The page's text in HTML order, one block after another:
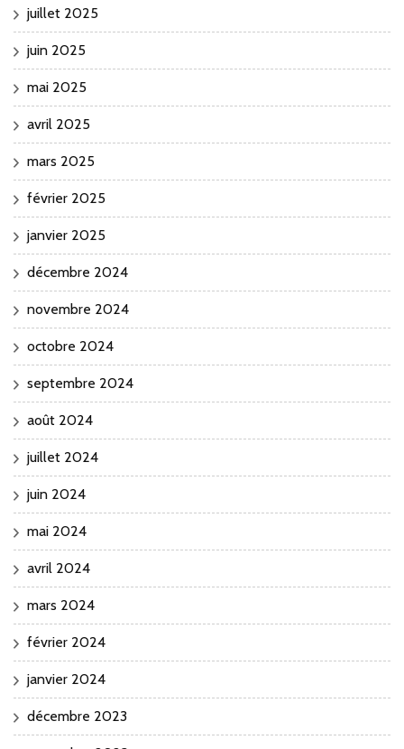
juillet 2025
juin 2025
mai 2025
avril 2025
mars 2025
février 2025
janvier 2025
décembre 2024
novembre 2024
octobre 2024
septembre 2024
août 2024
juillet 2024
juin 2024
mai 2024
avril 2024
mars 2024
février 2024
janvier 2024
décembre 2023